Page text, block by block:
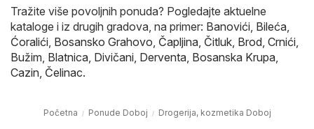
Tražite više povoljnih ponuda? Pogledajte aktuelne
kataloge i iz drugih gradova, na primer: Banovići Bileća
Ćoralići Bosansko Grahovo Čapljina Čitluk Brod Crnići
Bužim Blatnica Divičani Derventa Bosanska Krupa
Cazin Čelinac.
Početna Ponude Doboj Drogerija, kozmetika Doboj